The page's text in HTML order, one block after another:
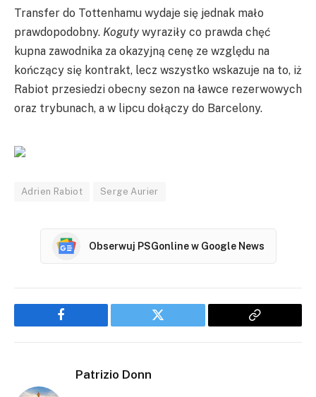
Transfer do Tottenhamu wydaje się jednak mało
prawdopodobny. Kogutywyraziły co prawda chęć
kupna zawodnika za okazyjną cenę ze względu na
kończący się kontrakt, lecz wszystko wskazuje na to, iż
Rabiot przesiedzi obecny sezon na ławce rezerwowych
oraz trybunach, a w lipcu dołączy do Barcelony.
Adrien Rabiot Serge Aurier
Obserwuj PSGonline w Google News
Facebook Twitter
Copy
Patrizio Donn